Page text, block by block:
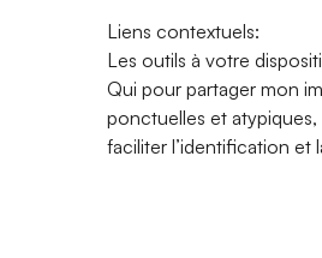
Liens contextuels:
Les outils à votre
Qui pour partager mon
ponctuelles et
faciliter l’identification et